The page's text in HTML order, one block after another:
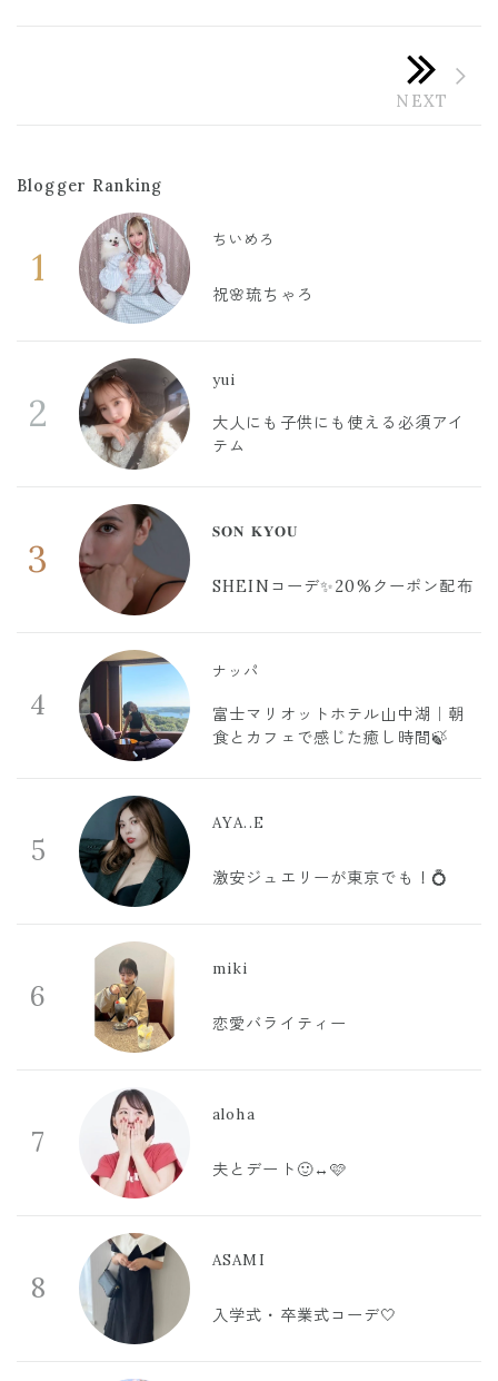
Blogger Ranking
1
ちいめろ
祝🌸琉ちゃろ
2
yui
大人にも子供にも使える必須アイ
テム
3
𝐒𝐎𝐍 𝐊𝐘𝐎𝐔
SHEINコーデ✨20%クーポン配布
4
ナッパ
富士マリオットホテル山中湖｜朝
食とカフェで感じた癒し時間🍃
5
AYA..E
激安ジュエリーが東京でも！💍
6
miki
恋愛バライティー
7
aloha
夫とデート🙂‍↔️🩷
8
ASAMI
入学式・卒業式コーデ🤍